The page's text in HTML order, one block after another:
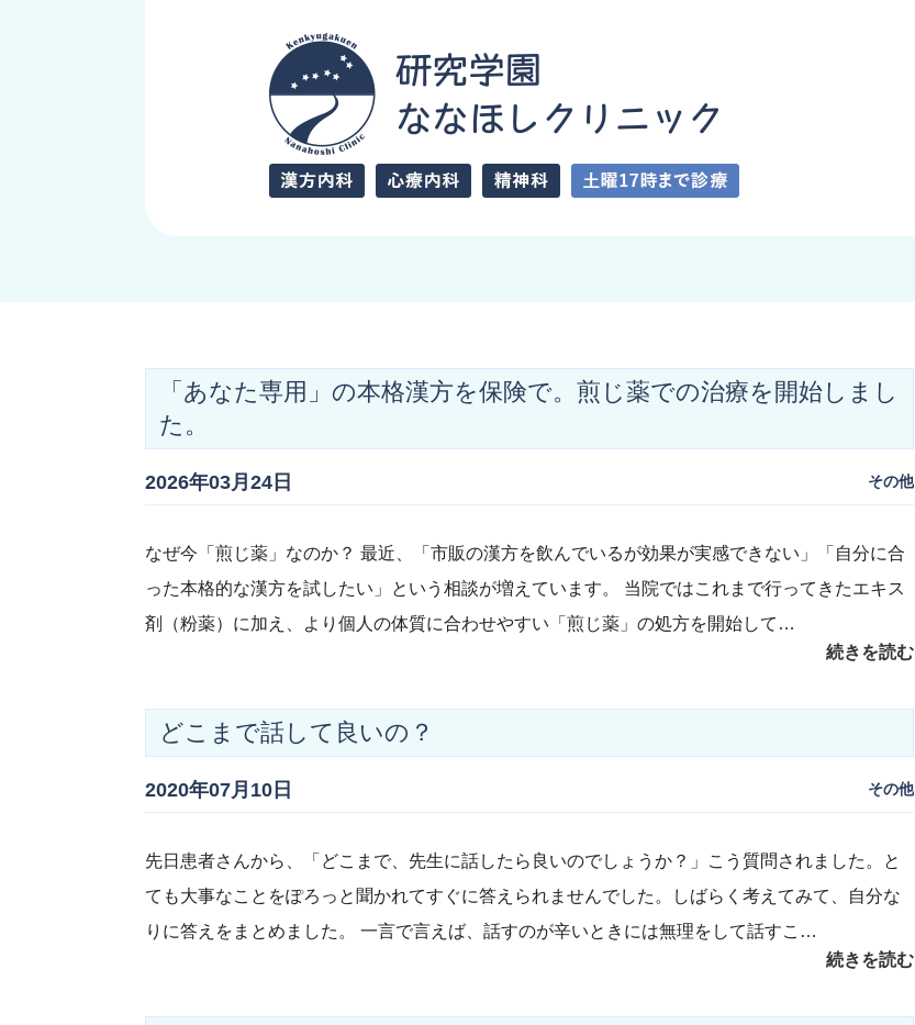
「あなた専用」の本格漢方を保険で。煎じ薬での治療を開始しまし
た。
2026年03月24日 その他
なぜ今「煎じ薬」なのか？ 最近、「市販の漢方を飲んでいるが効果が実感できない」「自分に合
った本格的な漢方を試したい」という相談が増えています。 当院ではこれまで行ってきたエキス
剤（粉薬）に加え、より個人の体質に合わせやすい「煎じ薬」の処方を開始して…
続きを読む
どこまで話して良いの？
2020年07月10日 その他
先日患者さんから、「どこまで、先生に話したら良いのでしょうか？」こう質問されました。と
ても大事なことをぽろっと聞かれてすぐに答えられませんでした。しばらく考えてみて、自分な
りに答えをまとめました。 一言で言えば、話すのが辛いときには無理をして話すこ…
続きを読む